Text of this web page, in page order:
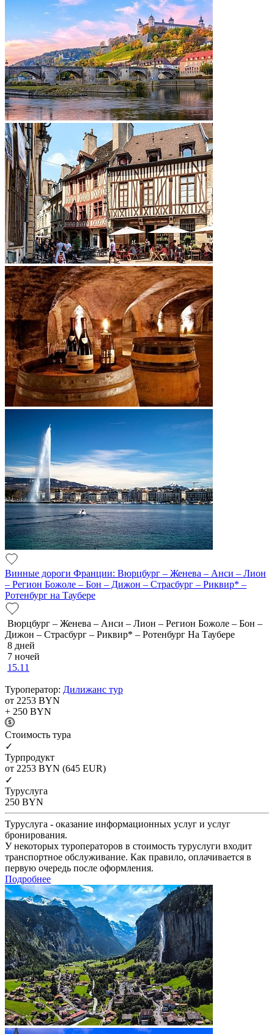
Винные дороги Франции: Вюрцбург – Женева – Анси – Лион
– Регион Божоле – Бон – Дижон – Страсбург – Риквир* –
Ротенбург на Таубере
Вюрцбург – Женева – Анси – Лион – Регион Божоле – Бон –
Дижон – Страсбург – Риквир* – Ротенбург На Таубере
8 дней
7 ночей
15.11
Туроператор: Дилижанс тур
от 2253 BYN
+ 250 BYN
Cтоимость тура
✓
Турпродукт
от 2253 BYN (645 EUR)
✓
Туруслуга
250 BYN
Туруслуга - оказание информационных услуг и услуг
бронирования.
У некоторых туроператоров в стоимость туруслуги входит
транспортное обслуживание. Как правило, оплачивается в
первую очередь после оформления.
Подробнее